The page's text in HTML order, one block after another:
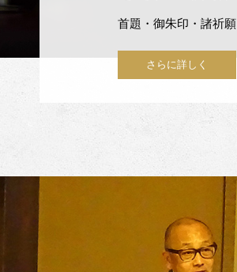
首題・御朱印・諸祈願
さらに詳しく